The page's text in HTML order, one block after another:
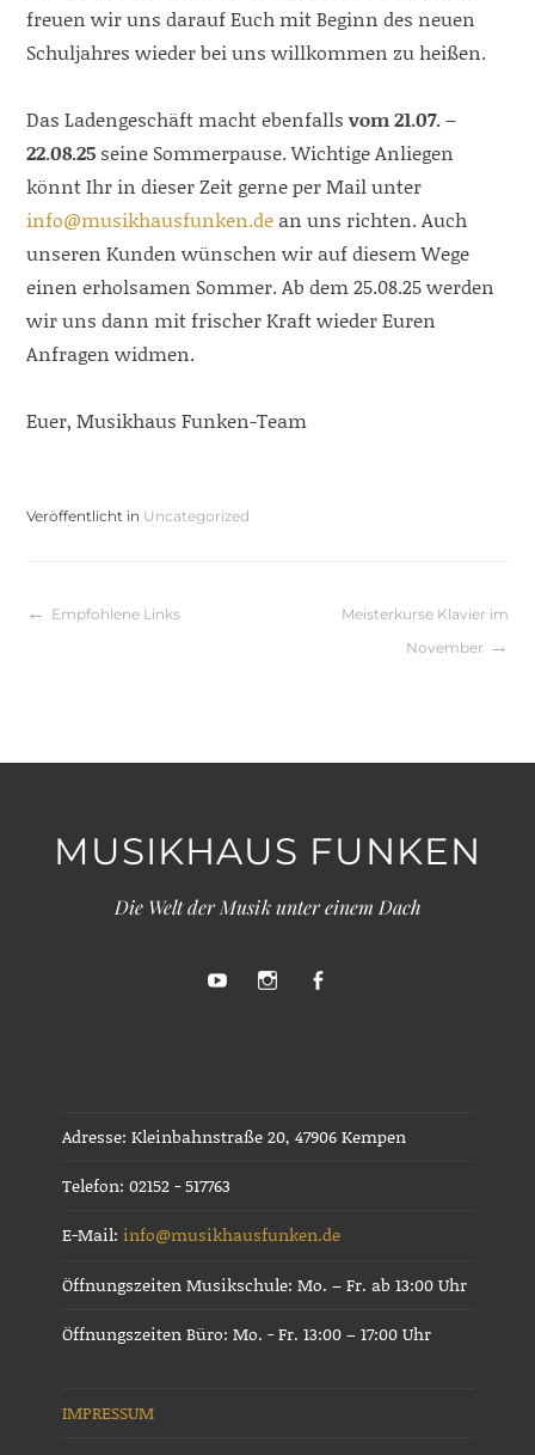
freuen wir uns darauf Euch mit Beginn des neuen
Schuljahres wieder bei uns willkommen zu heißen.
Das Ladengeschäft macht ebenfallsvom 21.07. –
22.08.25 seine Sommerpause. Wichtige Anliegen
könnt Ihr in dieser Zeit gerne per Mail unter
info@musikhausfunken.de an uns richten. Auch
unseren Kunden wünschen wir auf diesem Wege
einen erholsamen Sommer. Ab dem 25.08.25 werden
wir uns dann mit frischer Kraft wieder Euren
Anfragen widmen.
Euer, Musikhaus Funken-Team
Veröffentlicht in Uncategorized
Beitragsnavigation
Empfohlene Links
Meisterkurse Klavier im
November
MUSIKHAUS FUNKEN
Die Welt der Musik unter einem Dach
Adresse: Kleinbahnstraße 20, 47906 Kempen
Telefon: 02152 - 517763
E-Mail: info@musikhausfunken.de
Öffnungszeiten Musikschule: Mo. – Fr. ab 13:00 Uhr
Öffnungszeiten Büro: Mo. - Fr. 13:00 – 17:00 Uhr
IMPRESSUM